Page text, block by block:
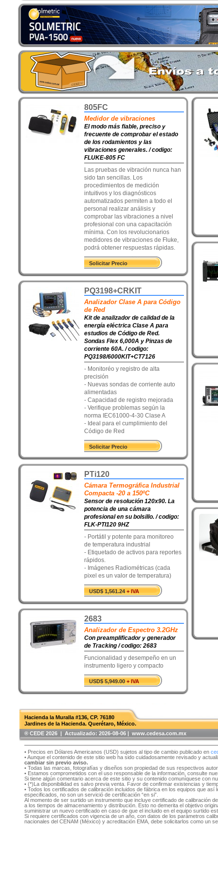
805FC
Medidor de vibraciones
El modo más fiable, preciso y
frecuente de comprobar el estado
de los rodamientos y las
vibraciones generales. / codigo:
FLUKE-805 FC
Las pruebas de vibración nunca han
sido tan sencillas. Los
procedimientos de medición
intuitivos y los diagnósticos
automatizados permiten a todo el
personal realizar análisis y
comprobar las vibraciones a nivel
profesional con una capacitación
mínima. Con los revolucionarios
medidores de vibraciones de Fluke,
podrá obtener respuestas rápidas.
Solicitar Precio
PQ3198+CRKIT
Analizador Clase A para Código
de Red
Kit de analizador de calidad de la
energía eléctrica Clase A para
estudios de Código de Red.
Sondas Flex 6,000A y Pinzas de
corriente 60A. / codigo:
PQ3198/6000KIT+CT7126
- Monitoréo y registro de alta
precisión
- Nuevas sondas de corriente auto
alimentadas
- Capacidad de registro mejorada
- Verifique problemas según la
norma IEC61000-4-30 Clase A
- Ideal para el cumplimiento del
Código de Red
Solicitar Precio
PTi120
Cámara Termográfica Industrial
Compacta -20 a 150ºC
Sensor de resolución 120x90. La
potencia de una cámara
profesional en su bolsillo. / codigo:
FLK-PTI120 9HZ
- Portátil y potente para monitoreo
de temperatura industrial
- Etiquetado de activos para reportes
rápidos.
- Imágenes Radiométricas (cada
pixel es un valor de temperatura)
USD$ 1,561.24 + IVA
2683
Analizador de Espectro 3.2GHz
Con preamplificador y generador
de Tracking / codigo: 2683
Funcionalidad y desempeño en un
instrumento ligero y compacto
USD$ 5,949.00 + IVA
Hacienda la Muralla #136, CP. 76180
Jardines de la Hacienda. Querétaro, México.
®️ CEDE 2026 | Actualizado: 2026-08-06 | www.cedesa.com.mx
• Precios en Dólares Americanos (USD) sujetos al tipo de cambio publicado en
• Aunque el contenido de este sitio web ha sido cuidadosamente revisado y
cambiar sin previo aviso.
• Todas las marcas, fotografías y diseños son propiedad de sus respectivos
• Estamos comprometidos con el uso responsable de la información, consulte
Si tiene algún comentario acerca de este sitio y su contenido comuníquese con
• (*)La disponibilidad es salvo previa venta. Favor de confirmar existencias y
• Todos los certificados de calibración incluidos de fábrica en los equipos que
especificados, no son un servició de certificación “en si”.
Al momento de ser surtido un instrumento que incluye certificado de calibración
a los tiempos de almacenamiento y distribución. Esto no demerita el objetivo
suministrar un nuevo certificado en caso de que el incluido en el equipo surtido
Si requiere certificados con vigencia de un año, con datos de los parámetros
nacionales del CENAM (México) y acreditación EMA, debe solicitarlos como un